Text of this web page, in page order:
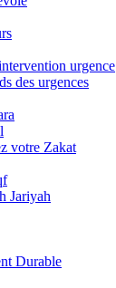
urgence
des urgences
votre Zakat
Jariyah
Durable